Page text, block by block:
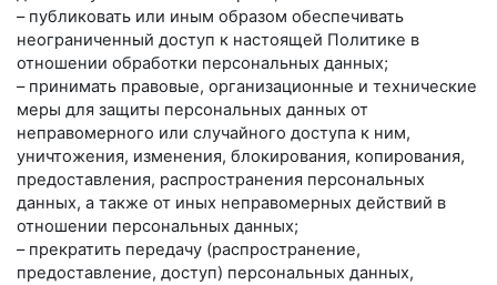
– публиковать или иным образом обеспечивать
неограниченный доступ к настоящей Политике в
отношении обработки персональных данных;
– принимать правовые, организационные и технические
меры для защиты персональных данных от
неправомерного или случайного доступа к ним,
уничтожения, изменения, блокирования, копирования,
предоставления, распространения персональных
данных, а также от иных неправомерных действий в
отношении персональных данных;
– прекратить передачу (распространение,
предоставление, доступ) персональных данных,